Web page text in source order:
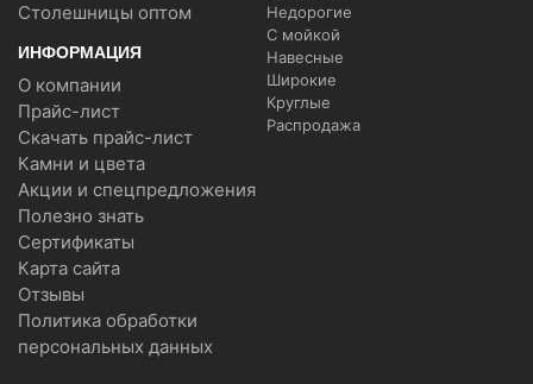
Столешницы оптом
ИНФОРМАЦИЯ
О компании
Прайс-лист
Скачать прайс-лист
Камни и цвета
Акции и спецпредложения
Полезно знать
Сертификаты
Карта сайта
Отзывы
Политика обработки
персональных данных
Недорогие
С мойкой
Навесные
Широкие
Круглые
Распродажа